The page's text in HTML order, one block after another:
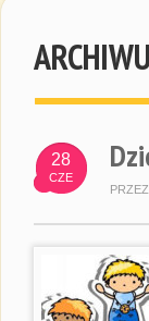
28
CZE
PRZEZ